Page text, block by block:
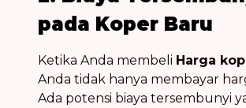
pada Koper Baru
Ketika Anda membeli Harga
Anda tidak hanya membayar
Ada potensi biaya tersembunyi